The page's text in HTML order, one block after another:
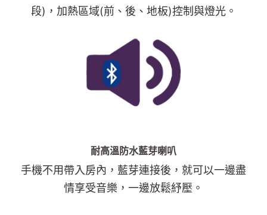
段)，加熱區域(前、後、地板)控制與燈光。
耐高溫防水藍芽喇叭
手機不用帶入房內，藍芽連接後，就可以一邊盡
情享受音樂，一邊放鬆紓壓。